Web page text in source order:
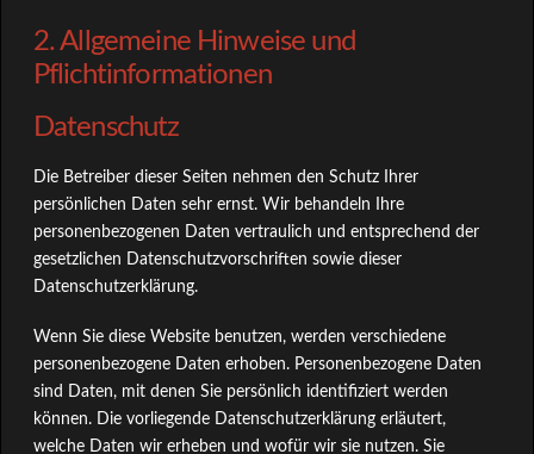
2. Allgemeine Hinweise und
Pflichtinformationen
Datenschutz
Die Betreiber dieser Seiten nehmen den Schutz Ihrer
persönlichen Daten sehr ernst. Wir behandeln Ihre
personenbezogenen Daten vertraulich und entsprechend der
gesetzlichen Datenschutzvorschriften sowie dieser
Datenschutzerklärung.
Wenn Sie diese Website benutzen, werden verschiedene
personenbezogene Daten erhoben. Personenbezogene Daten
sind Daten, mit denen Sie persönlich identifiziert werden
können. Die vorliegende Datenschutzerklärung erläutert,
welche Daten wir erheben und wofür wir sie nutzen. Sie